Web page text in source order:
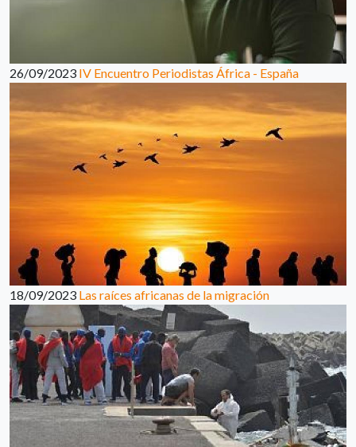
26/09/2023 IV Encuentro Periodistas África - España
18/09/2023 Las raíces africanas de la migración